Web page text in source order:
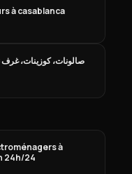
) de murs à casablanca
صالونات، كوزينات، غرف
à
24h/24